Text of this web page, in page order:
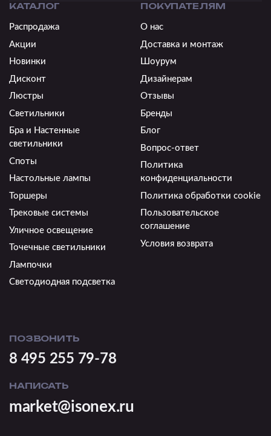
КАТАЛОГ
Распродажа
Акции
Новинки
Дисконт
Люстры
Светильники
Бра и Настенные
светильники
Споты
Настольные лампы
Торшеры
Трековые системы
Уличное освещение
Точечные светильники
Лампочки
Светодиодная подсветка
ПОКУПАТЕЛЯМ
О нас
Доставка и монтаж
Шоурум
Дизайнерам
Отзывы
Бренды
Блог
Вопрос-ответ
Политика
конфиденциальности
Политика обработки cookie
Пользовательское
соглашение
Условия возврата
ПОЗВОНИТЬ
8 495 255 79-78
НАПИСАТЬ
market@isonex.ru